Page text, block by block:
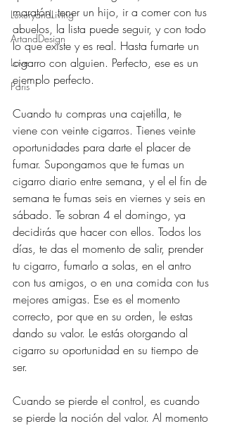
LuxuryandLiving
ArtandDesign
Love
Paris
maratón, tener un hijo, ir a comer con tus
abuelos, la lista puede seguir, y con todo
lo que existe y es real. Hasta fumarte un
cigarro con alguien. Perfecto, ese es un
ejemplo perfecto.
Cuando tu compras una cajetilla, te
viene con veinte cigarros. Tienes veinte
oportunidades para darte el placer de
fumar. Supongamos que te fumas un
cigarro diario entre semana, y el el fin de
semana te fumas seis en viernes y seis en
sábado. Te sobran 4 el domingo, ya
decidirás que hacer con ellos. Todos los
días, te das el momento de salir, prender
tu cigarro, fumarlo a solas, en el antro
con tus amigos, o en una comida con tus
mejores amigas. Ese es el momento
correcto, por que en su orden, le estas
dando su valor. Le estás otorgando al
cigarro su oportunidad en su tiempo de
ser.
Cuando se pierde el control, es cuando
se pierde la noción del valor. Al momento